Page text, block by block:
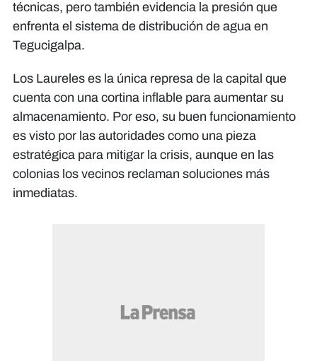
técnicas, pero también evidencia la presión que
enfrenta el sistema de distribución de agua en
Tegucigalpa.
Los Laureles es la única represa de la capital que
cuenta con una cortina inflable para aumentar su
almacenamiento. Por eso, su buen funcionamiento
es visto por las autoridades como una pieza
estratégica para mitigar la crisis, aunque en las
colonias los vecinos reclaman soluciones más
inmediatas.